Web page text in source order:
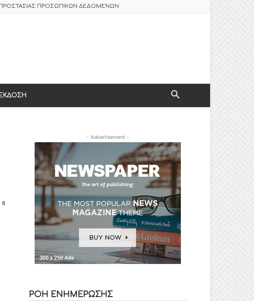
ΠΡΟΣΤΑΣΙΑΣ ΠΡΟΣΩΠΙΚΩΝ ΔΕΔΟΜΕΝΩΝ
8
- Advertisement -
ΡΟΗ ΕΝΗΜΕΡΩΣΗΣ